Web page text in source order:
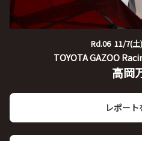
Rd.06 11/7(
TOYOTA GAZOO
高岡
レポート